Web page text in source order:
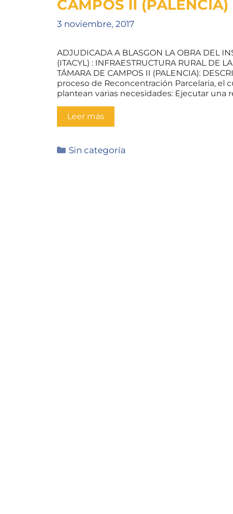
CAMPOS II (PALENCIA)
3 noviembre, 2017
ADJUDICADA A BLASGON LA OBRA DEL
(ITACYL) : INFRAESTRUCTURA RURAL DE
TÁMARA DE CAMPOS II (PALENCIA):
proceso de Reconcentración Parcelaria, el
plantean varias necesidades: Ejecutar una
Leer más
Categories
Sin categoría